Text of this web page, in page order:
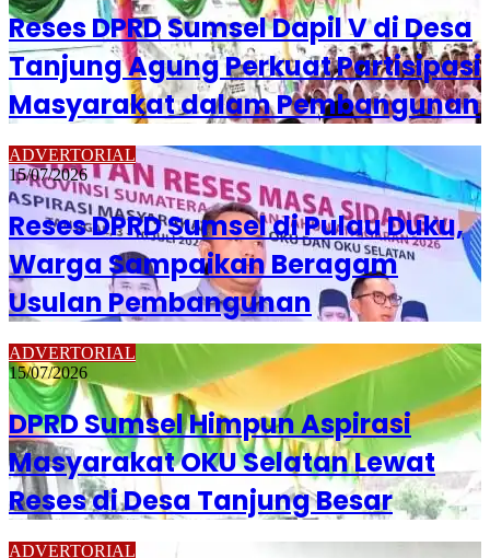
Reses DPRD Sumsel Dapil V di Desa
Tanjung Agung Perkuat Partisipasi
Masyarakat dalam Pembangunan
ADVERTORIAL
15/07/2026
Reses DPRD Sumsel di Pulau Duku,
Warga Sampaikan Beragam
Usulan Pembangunan
ADVERTORIAL
15/07/2026
DPRD Sumsel Himpun Aspirasi
Masyarakat OKU Selatan Lewat
Reses di Desa Tanjung Besar
ADVERTORIAL